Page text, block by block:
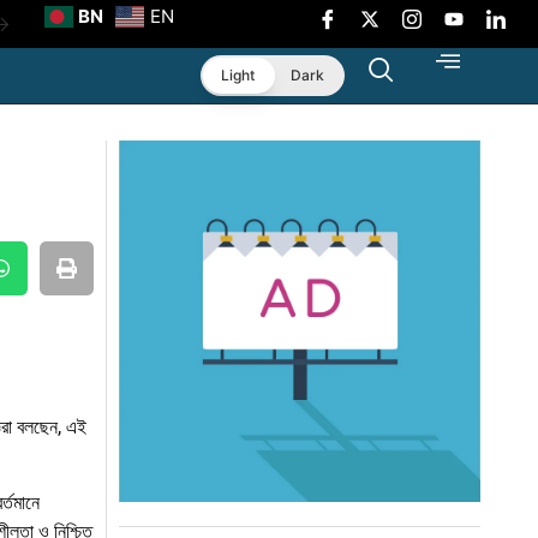
BN EN
Light Dark
বলছেন, এই
ও নিশ্চিত